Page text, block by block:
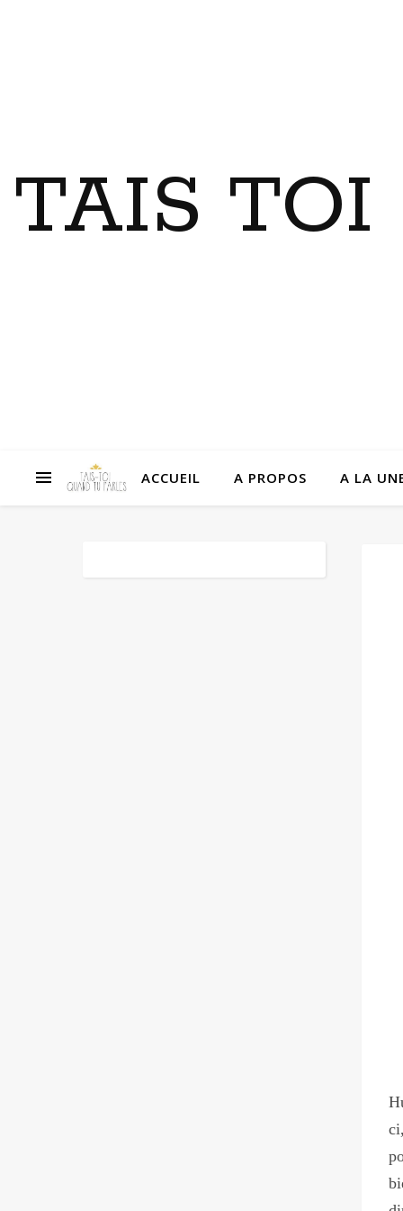
TAIS TOI
ACCUEIL A PROPOS A LA